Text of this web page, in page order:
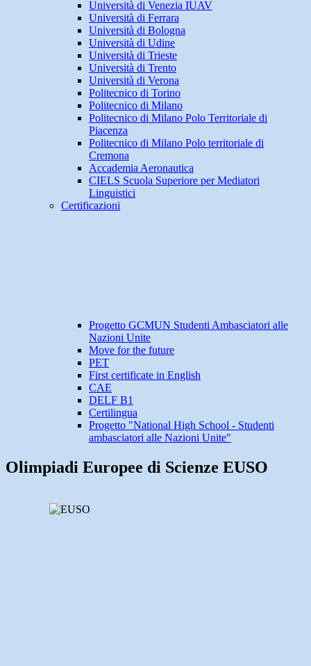
Università di Venezia IUAV
Università di Ferrara
Università di Bologna
Università di Udine
Università di Trieste
Università di Trento
Università di Verona
Politecnico di Torino
Politecnico di Milano
Politecnico di Milano Polo Territoriale di
Piacenza
Politecnico di Milano Polo territoriale di
Cremona
Accademia Aeronautica
CIELS Scuola Superiore per Mediatori
Linguistici
Certificazioni
Progetto GCMUN Studenti Ambasciatori alle
Nazioni Unite
Move for the future
PET
First certificate in English
CAE
DELF B1
Certilingua
Progetto "National High School - Studenti
ambasciatori alle Nazioni Unite"
Olimpiadi Europee di Scienze EUSO